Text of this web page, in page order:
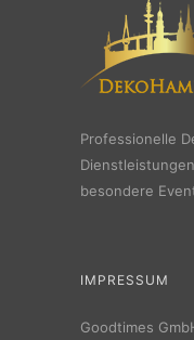
Professionelle
besondere
IMPRESSUM
Goodtimes